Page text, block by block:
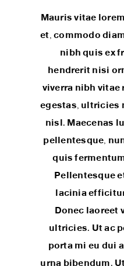
Mauris vitae
et, commodo
nibh quis ex
hendrerit nisi
viverra nibh
egestas,
nisl. Maecenas
pellentesque,
quis
Pellentesque
lacinia
Donec
ultricies. Ut ac
porta mi eu dui